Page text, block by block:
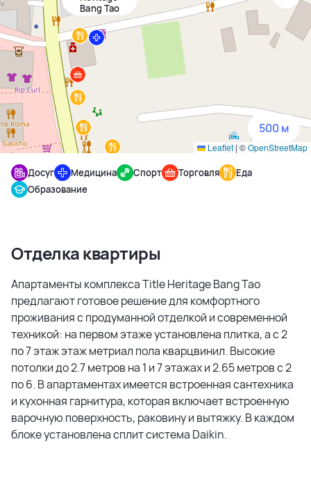
Bang Tao
Leaflet|©OpenStreetMap
500 м
3 км
Досуг Медицина Спорт Торговля
Еда
Образование
Отделка квартиры
Апартаменты комплекса Title Heritage Bang Tao
предлагают готовое решение для комфортного
проживания с продуманной отделкой и современной
техникой: на первом этаже установлена плитка, а с 2
по 7 этаж этаж метриал пола кварцвинил. Высокие
потолки до 2.7 метров на 1 и 7 этажах и 2.65 метров с 2
по 6. В апартаментах имеется встроенная сантехника
и кухонная гарнитура, которая включает встроенную
варочную поверхность, раковину и вытяжку. В каждом
блоке установлена сплит система Daikin.